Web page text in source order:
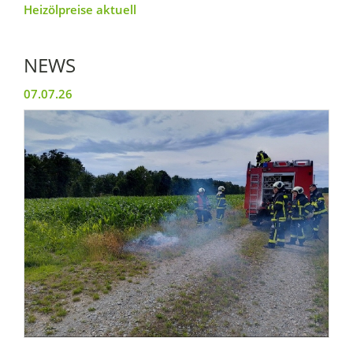
Heizölpreise aktuell
NEWS
07.07.26